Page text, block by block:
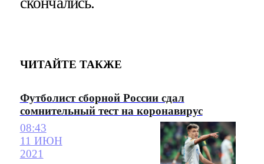
ЧИТАЙТЕ ТАКЖЕ
Футболист сборной России сдал
сомнительный тест на коронавирус
08:43
11 ИЮН
2021